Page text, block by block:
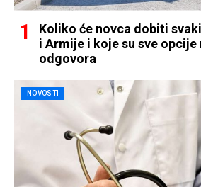
Koliko će novca dobiti
i Armije i koje su sve opcije
odgovora
NOVOSTI